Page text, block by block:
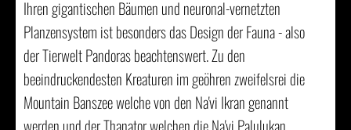
Ihren gigantischen Bäumen und neuronal-vernetzten
Planzensystem ist besonders das Design der Fauna - also
der Tierwelt Pandoras beachtenswert. Zu den
beeindruckendesten Kreaturen im geöhren zweifelsrei die
Mountain Banszee welche von den Na'vi Ikran genannt